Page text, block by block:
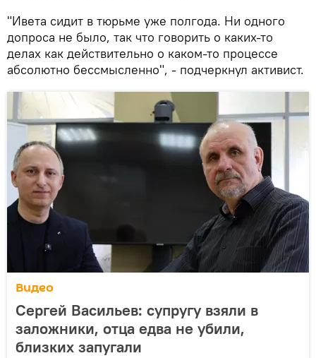
"Ивета сидит в тюрьме уже полгода. Ни одного
допроса не было, так что говорить о каких-то
делах как действительно о каком-то процессе
абсолютно бессмысленно", - подчеркнул активист.
Видео
Сергей Васильев: супругу взяли в
заложники, отца едва не убили,
близких запугали